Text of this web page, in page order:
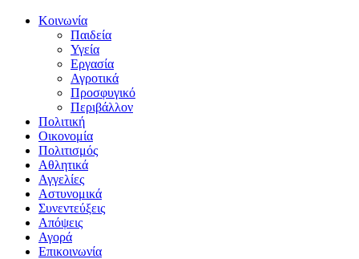
Κοινωνία
Παιδεία
Υγεία
Εργασία
Αγροτικά
Προσφυγικό
Περιβάλλον
Πολιτική
Οικονομία
Πολιτισμός
Αθλητικά
Αγγελίες
Αστυνομικά
Συνεντεύξεις
Απόψεις
Αγορά
Επικοινωνία